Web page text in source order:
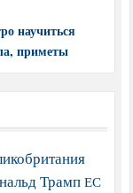
научиться
приметы
Трамп ЕС